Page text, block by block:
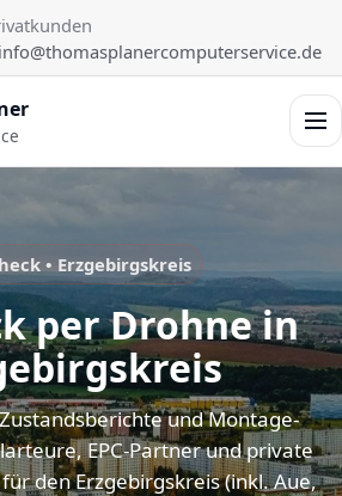
• Erzgebirgskreis
per Drohne in
und Montage-
EPC-Partner und private
den Erzgebirgskreis (inkl. Aue,